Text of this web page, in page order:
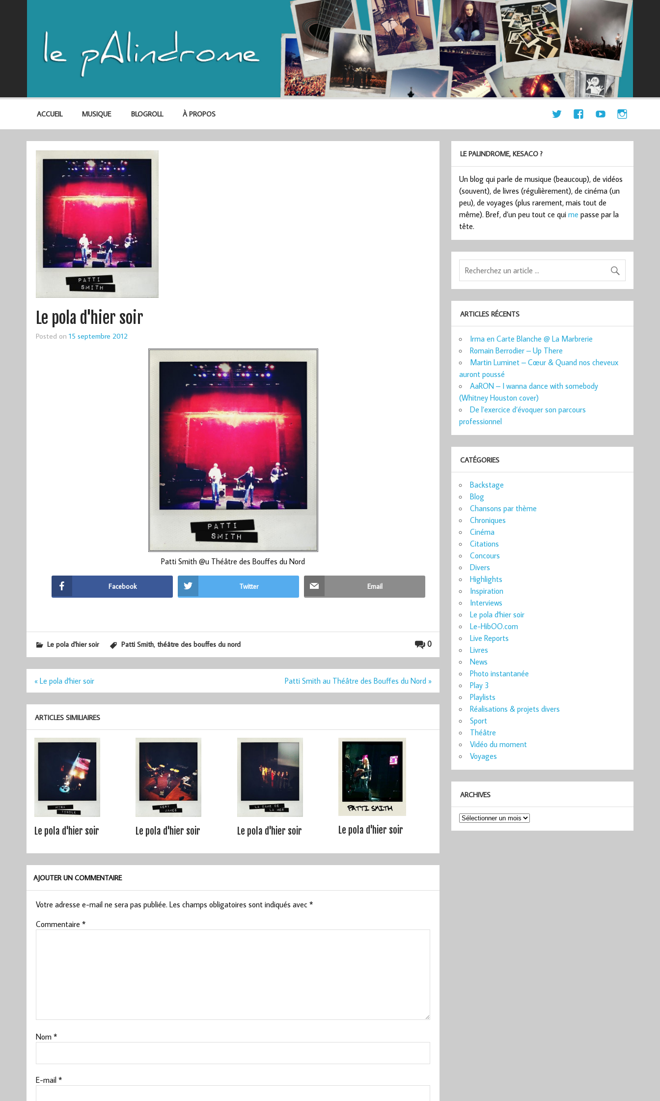
ACCUEIL MUSIQUE BLOGROLL À PROPOS
Le pola d'hier soir
Posted on 15 septembre 2012
Patti Smith @u Théâtre des Bouffes du Nord
Facebook Twitter Email
0
Le pola d'hier soir Patti Smith, théâtre des bouffes du nord
Navigation
« Le pola d'hier soir Patti Smith au Théâtre des Bouffes du Nord »
ARTICLES SIMILIAIRES
Le pola d'hier soir Le pola d'hier soir Le pola d'hier soir Le pola d'hier soir
AJOUTER UN COMMENTAIRE
Votre adresse e-mail ne sera pas publiée. Les champs obligatoires sont indiqués avec *
Commentaire *
Nom *
E-mail *
LE PALINDROME, KESACO ?
Un blog qui parle de musique (beaucoup), de vidéos
(souvent), de livres (régulièrement), de cinéma (un
peu), de voyages (plus rarement, mais tout de
même). Bref, d’un peu tout ce quime passe par la
tête.
ARTICLES RÉCENTS
Irma en Carte Blanche @ La Marbrerie
Romain Berrodier – Up There
Martin Luminet – Cœur & Quand nos cheveux
auront poussé
AaRON – I wanna dance with somebody
(Whitney Houston cover)
De l’exercice d’évoquer son parcours
professionnel
CATÉGORIES
Backstage
Blog
Chansons par thème
Chroniques
Cinéma
Citations
Concours
Divers
Highlights
Inspiration
Interviews
Le pola d'hier soir
Le-HibOO.com
Live Reports
Livres
News
Photo instantanée
Play 3
Playlists
Réalisations & projets divers
Sport
Théâtre
Vidéo du moment
Voyages
ARCHIVES
Archives